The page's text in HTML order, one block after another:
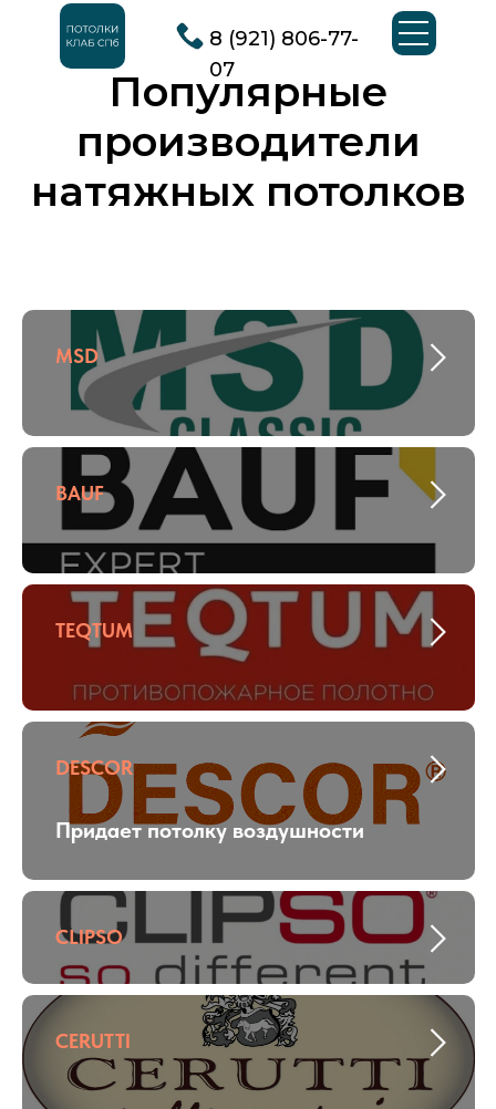
8 (921) 806-77-
07
Популярные
производители
натяжных потолков
MSD
BAUF
TEQTUM
DESCOR
Придает потолку воздушности
CLIPSO
CERUTTI